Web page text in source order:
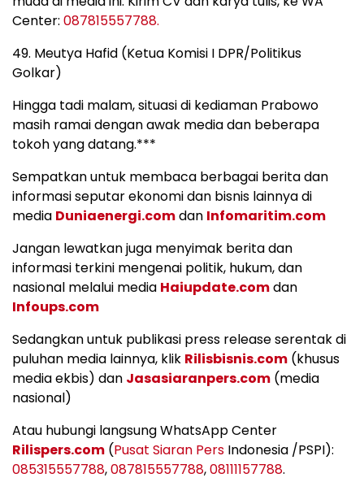
Center: 087815557788.
49. ⁠Meutya Hafid (Ketua Komisi I DPR/Politikus
Golkar)
Hingga tadi malam, situasi di kediaman Prabowo
masih ramai dengan awak media dan beberapa
tokoh yang datang.***
Sempatkan untuk membaca berbagai berita dan
informasi seputar ekonomi dan bisnis lainnya di
media Duniaenergi.comdan Infomaritim.com
Jangan lewatkan juga menyimak berita dan
informasi terkini mengenai politik, hukum, dan
nasional melalui media Haiupdate.comdan
Infoups.com
Sedangkan untuk publikasi press release serentak di
puluhan media lainnya, klik Rilisbisnis.com (khusus
media ekbis) dan Jasasiaranpers.com (media
nasional)
Atau hubungi langsung WhatsApp Center
Rilispers.com (Pusat Siaran Pers Indonesia /PSPI):
085315557788,087815557788,08111157788.